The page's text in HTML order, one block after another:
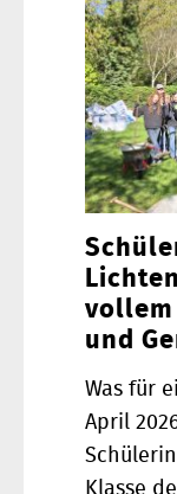
vollem
und
Was für
April